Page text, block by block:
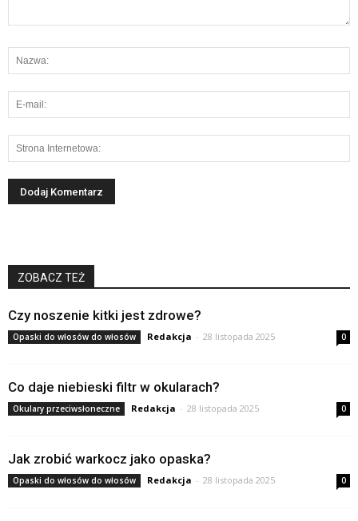
ZOBACZ TEŻ
Czy noszenie kitki jest zdrowe?
Opaski do włosów do włosów Redakcja - 28 listopada 2025 0
Co daje niebieski filtr w okularach?
Okulary przeciwsłoneczne Redakcja - 28 listopada 2025 0
Jak zrobić warkocz jako opaska?
Opaski do włosów do włosów Redakcja - 28 listopada 2025 0